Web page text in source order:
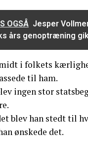
OGSÅ Jesper
års genoptræning
i folkets
til ham.
ingen stor
blev han stedt til
ønskede det.